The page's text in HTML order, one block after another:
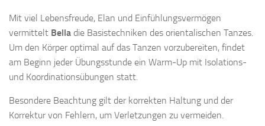
Mit viel Lebensfreude, Elan und Einfühlungsvermögen
vermittelt Bella die Basistechniken des orientalischen Tanzes.
Um den Körper optimal auf das Tanzen vorzubereiten, findet
am Beginn jeder Übungsstunde ein Warm-Up mit Isolations-
und Koordinationsübungen statt.
Besondere Beachtung gilt der korrekten Haltung und der
Korrektur von Fehlern, um Verletzungen zu vermeiden.